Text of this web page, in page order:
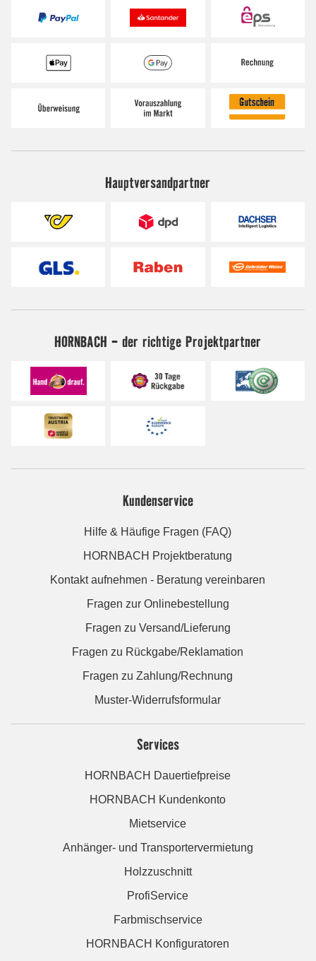
Hauptversandpartner
HORNBACH - der richtige Projektpartner
Kundenservice
Hilfe & Häufige Fragen (FAQ)
HORNBACH Projektberatung
Kontakt aufnehmen - Beratung vereinbaren
Fragen zur Onlinebestellung
Fragen zu Versand/Lieferung
Fragen zu Rückgabe/Reklamation
Fragen zu Zahlung/Rechnung
Muster-Widerrufsformular
Services
HORNBACH Dauertiefpreise
HORNBACH Kundenkonto
Mietservice
Anhänger- und Transportervermietung
Holzzuschnitt
ProfiService
Farbmischservice
HORNBACH Konfiguratoren